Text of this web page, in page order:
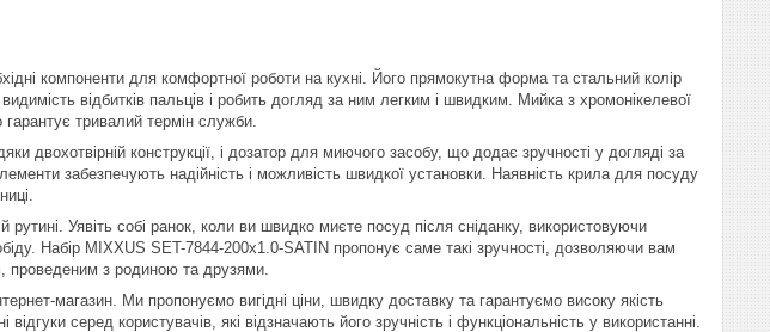
компоненти для комфортної роботи на кухні. Його прямокутна форма та стальний колір
відбитків пальців і робить догляд за ним легким і швидким. Мийка з хромонікелевої
гарантує тривалий термін служби.
двохотвірній конструкції, і дозатор для миючого засобу, що додає зручності у догляді за
забезпечують надійність і можливість швидкої установки. Наявність крила для посуду
рутині. Уявіть собі ранок, коли ви швидко миєте посуд після сніданку, використовуючи
Набір MIXXUS SET-7844-200x1.0-SATIN пропонує саме такі зручності, дозволяючи вам
проведеним з родиною та друзями.
магазин. Ми пропонуємо вигідні ціни, швидку доставку та гарантуємо високу якість
серед користувачів, які відзначають його зручність і функціональність у використанні.